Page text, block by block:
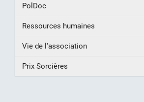
PolDoc
Ressources humaines
Vie de l'association
Prix Sorcières